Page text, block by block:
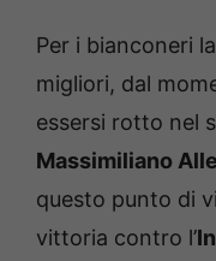
Per i bianconeri
migliori, dal
essersi rotto nel
Massimiliano
questo punto di
vittoria contro l’